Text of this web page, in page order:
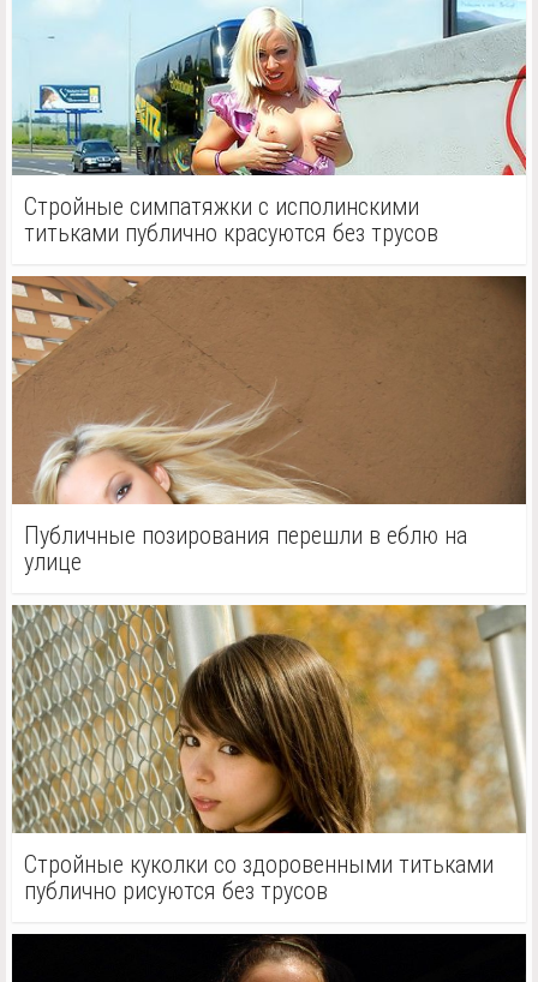
Стройные симпатяжки с исполинскими
титьками публично красуются без трусов
Публичные позирования перешли в еблю на
улице
Стройные куколки со здоровенными титьками
публично рисуются без трусов